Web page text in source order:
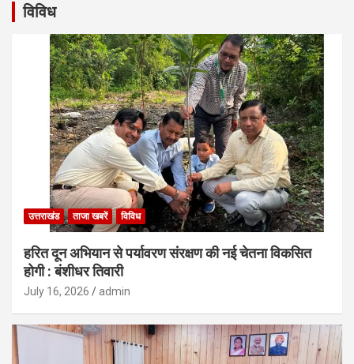
विविध
उत्तराखंड ताजा खबरें विविध
हरित दून अभियान से पर्यावरण संरक्षण की नई चेतना विकसित
होगी : बंशीधर तिवारी
July 16, 2026 admin